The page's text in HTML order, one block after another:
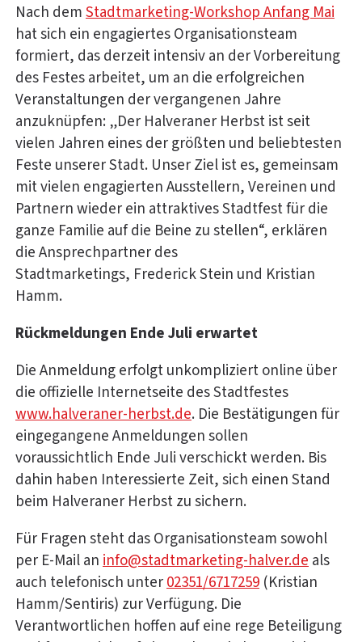
Nach demStadtmarketing-Workshop Anfang Mai
hat sich ein engagiertes Organisationsteam
formiert, das derzeit intensiv an der Vorbereitung
des Festes arbeitet, um an die erfolgreichen
Veranstaltungen der vergangenen Jahre
anzuknüpfen: „Der Halveraner Herbst ist seit
vielen Jahren eines der größten und beliebtesten
Feste unserer Stadt. Unser Ziel ist es, gemeinsam
mit vielen engagierten Ausstellern, Vereinen und
Partnern wieder ein attraktives Stadtfest für die
ganze Familie auf die Beine zu stellen“, erklären
die Ansprechpartner des
Stadtmarketings, Frederick Stein und Kristian
Hamm.
Rückmeldungen Ende Juli erwartet
Die Anmeldung erfolgt unkompliziert online über
die offizielle Internetseite des Stadtfestes
www.halveraner-herbst.de. Die Bestätigungen für
eingegangene Anmeldungen sollen
voraussichtlich Ende Juli verschickt werden. Bis
dahin haben Interessierte Zeit, sich einen Stand
beim Halveraner Herbst zu sichern.
Für Fragen steht das Organisationsteam sowohl
per E-Mail aninfo@stadtmarketing-halver.deals
auch telefonisch unter02351/6717259 (Kristian
Hamm/Sentiris) zur Verfügung. Die
Verantwortlichen hoffen auf eine rege Beteiligung